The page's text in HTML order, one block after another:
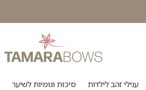
עגילי זהב לילדות סיכות וגומיות לשיער